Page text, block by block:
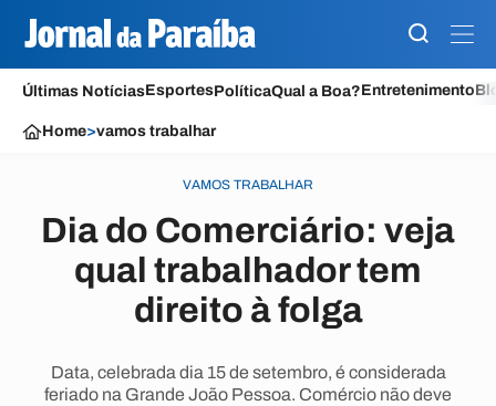
Últimas NotíciasEsportesPolíticaQual a Boa?Entretenimento
Home>vamos trabalhar
VAMOS TRABALHAR
Dia do Comerciário: veja
qual trabalhador tem
direito à folga
Data, celebrada dia 15 de setembro, é considerada
feriado na Grande João Pessoa. Comércio não deve